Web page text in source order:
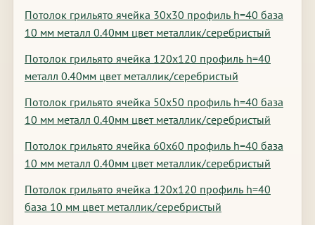
Потолок грильято ячейка 30х30 профиль h=40 база
10 мм металл 0.40мм цвет металлик/серебристый
Потолок грильято ячейка 120х120 профиль h=40
металл 0.40мм цвет металлик/серебристый
Потолок грильято ячейка 50х50 профиль h=40 база
10 мм металл 0.40мм цвет металлик/серебристый
Потолок грильято ячейка 60х60 профиль h=40 база
10 мм металл 0.40мм цвет металлик/серебристый
Потолок грильято ячейка 120х120 профиль h=40
база 10 мм цвет металлик/серебристый